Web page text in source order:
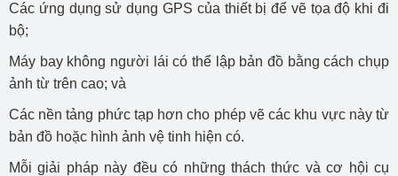
Các ứng dụng sử dụng GPS của thiết bị để vẽ tọa độ khi đi
bộ;
Máy bay không người lái có thể lập bản đồ bằng cách chụp
ảnh từ trên cao; và
Các nền tảng phức tạp hơn cho phép vẽ các khu vực này từ
bản đồ hoặc hình ảnh vệ tinh hiện có.
Mỗi giải pháp này đều có những thách thức và cơ hội cụ